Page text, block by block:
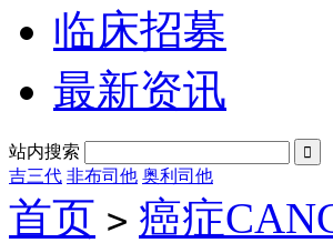
临床招募
最新资讯
站内搜索 
吉三代 非布司他 奥利司他
首页 > 癌症